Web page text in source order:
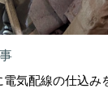
気配線の仕込み